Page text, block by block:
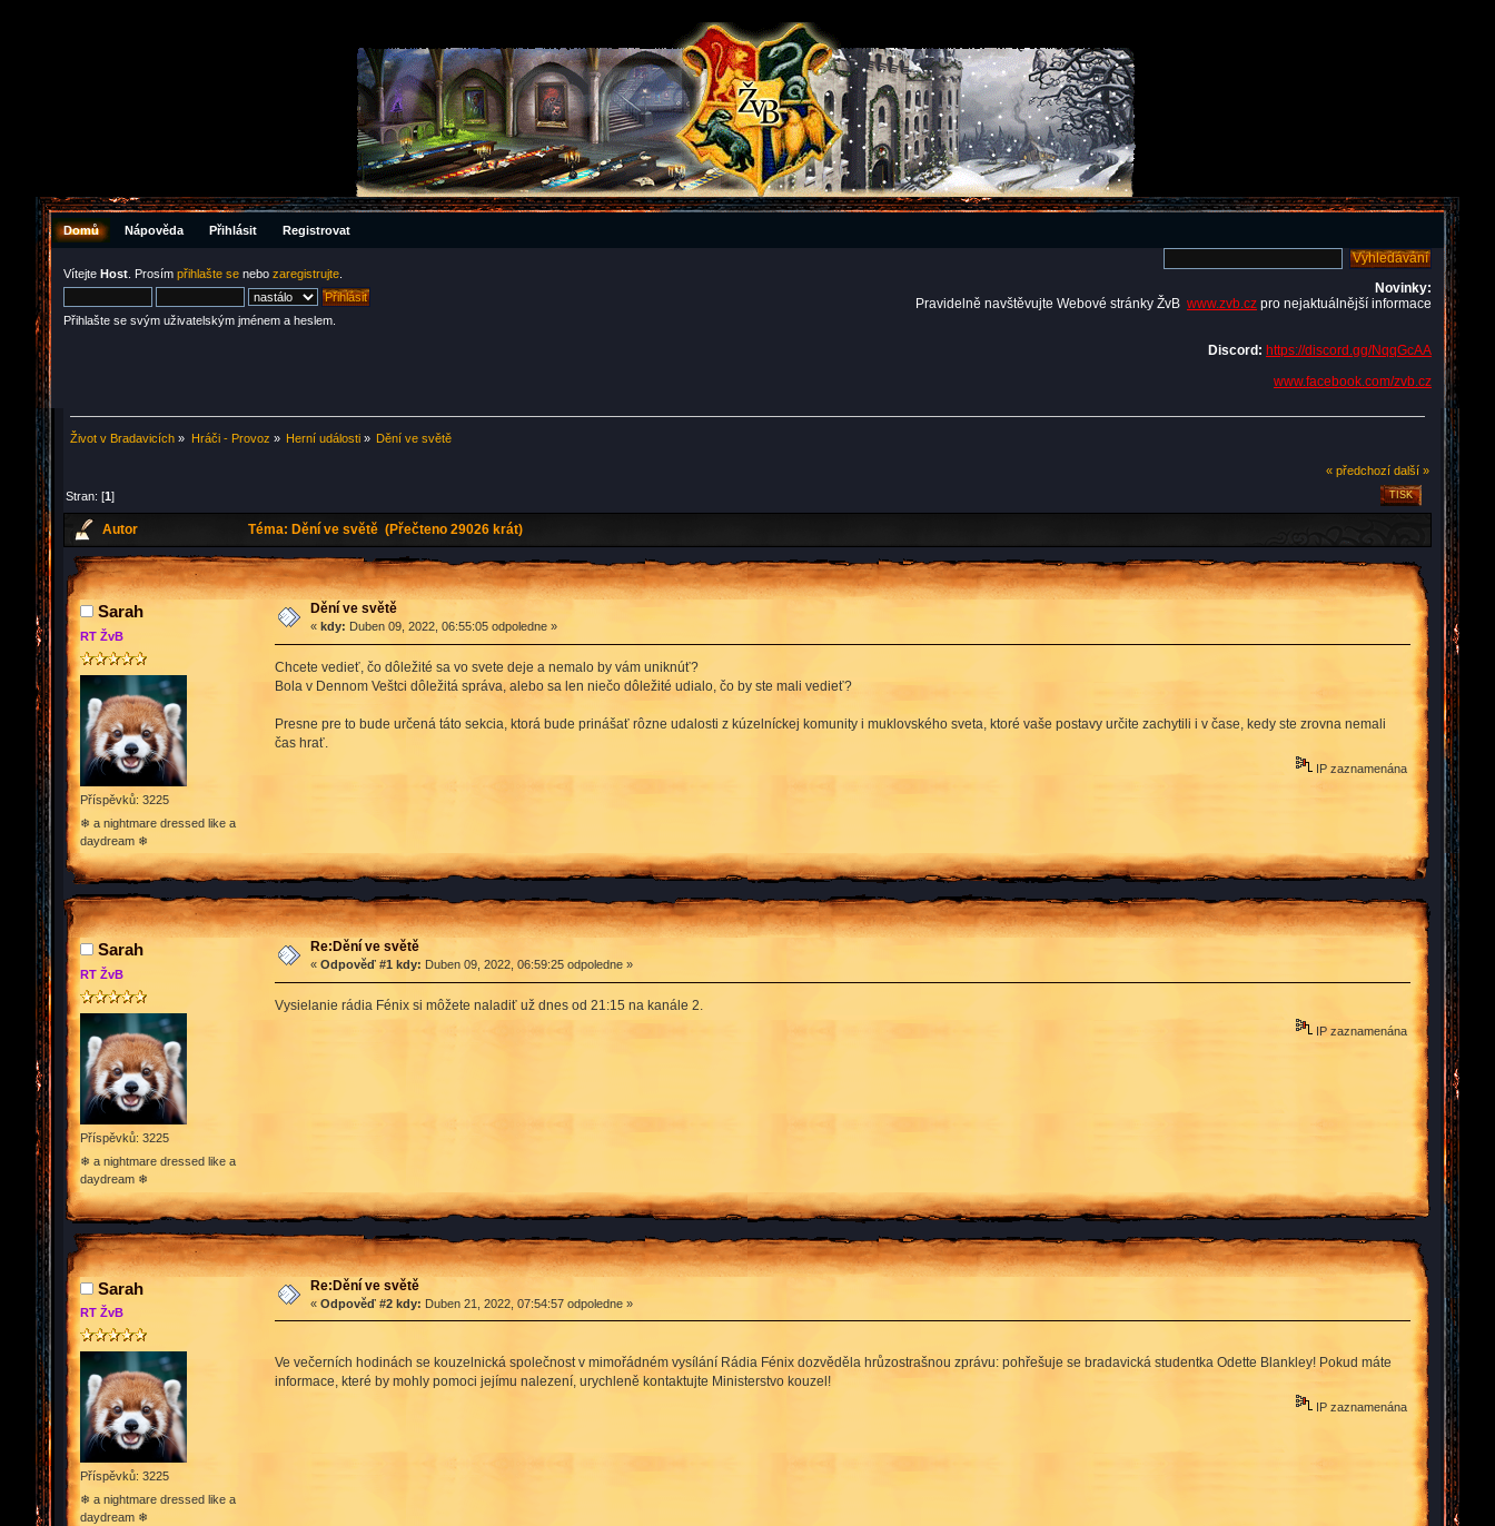
Domů Nápověda Přihlásit Registrovat
Vítejte Host . Prosím přihlašte se nebo zaregistrujte
Přihlašte se svým uživatelským jménem a heslem.
Novinky:
Pravidelně navštěvujte Webové stránky ŽvB www.zvb.cz pro nejaktuálnější informace
Discord: https://discord.gg/NqqGcAA
www.facebook.com/zvb.cz
Život v Bradavicích » Hráči - Provoz » Herní události» Dění ve světě
« předchozí další »
TISK
Stran: [1]
Autor Téma: Dění ve světě (Přečteno 29026 krát)
Sarah
RT ŽvB
Příspěvků: 3225
❄ a nightmare dressed like a
daydream ❄
Dění ve světě
« kdy: Duben 09, 2022, 06:55:05 odpoledne »
Chcete vedieť, čo dôležité sa vo svete deje a nemalo by vám uniknúť?
Bola v Dennom Veštci dôležitá správa, alebo sa len niečo dôležité udialo, čo by ste mali vedieť?
Presne pre to bude určená táto sekcia, ktorá bude prinášať rôzne udalosti z kúzelníckej komunity i muklovského sveta, ktoré vaše postavy určite zachytili i v čase, kedy ste zrovna nemali
čas hrať.
IP zaznamenána
Sarah
RT ŽvB
Příspěvků: 3225
❄ a nightmare dressed like a
daydream ❄
Re:Dění ve světě
« Odpověď #1 kdy: Duben 09, 2022, 06:59:25 odpoledne »
Vysielanie rádia Fénix si môžete naladiť už dnes od 21:15 na kanále 2.
IP zaznamenána
Sarah
RT ŽvB
Příspěvků: 3225
❄ a nightmare dressed like a
daydream ❄
Re:Dění ve světě
« Odpověď #2 kdy: Duben 21, 2022, 07:54:57 odpoledne »
Ve večerních hodinách se kouzelnická společnost v mimořádném vysílání Rádia Fénix dozvěděla hrůzostrašnou zprávu: pohřešuje se bradavická studentka Odette Blankley! Pokud máte
informace, které by mohly pomoci jejímu nalezení, urychleně kontaktujte Ministerstvo kouzel!
IP zaznamenána